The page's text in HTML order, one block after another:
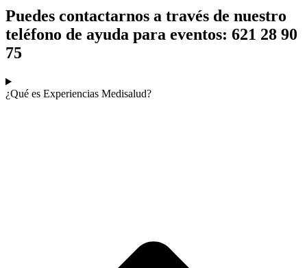
Puedes contactarnos a través de nuestro
teléfono de ayuda para eventos: 621 28 90
75
¿Qué es Experiencias Medisalud?